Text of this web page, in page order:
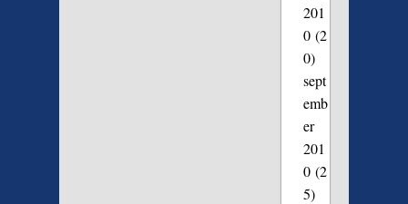
201
0(2
0)
sept
emb
er
201
0(2
5)